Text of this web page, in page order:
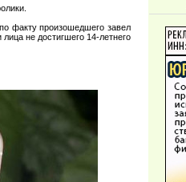
факту произошедшего завел
не достигшего 14-летнего